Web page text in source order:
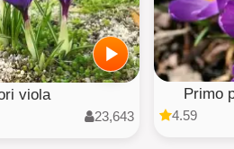
viola
23,643
Primo
4.59